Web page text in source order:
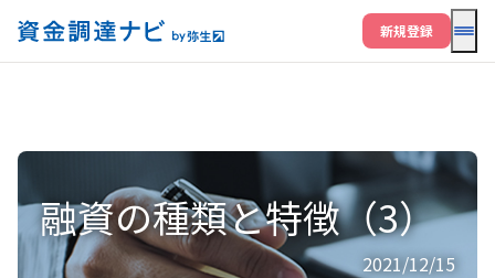
メ
新規登録
融資の種類と特徴（3）
2021/12/15